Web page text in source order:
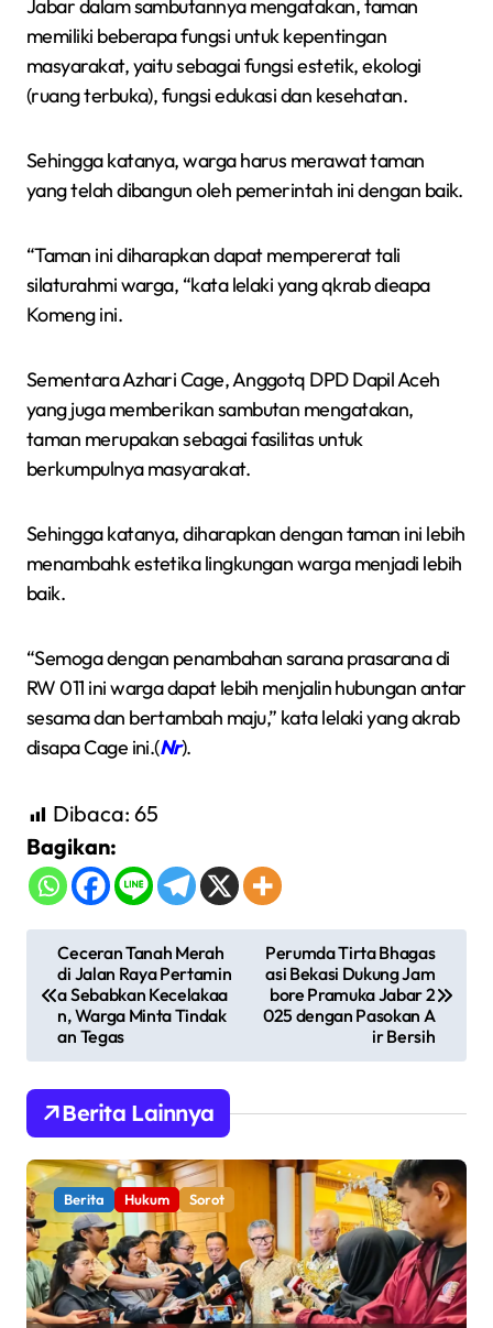
Jabar dalam sambutannya mengatakan, taman
memiliki beberapa fungsi untuk kepentingan
masyarakat, yaitu sebagai fungsi estetik, ekologi
(ruang terbuka), fungsi edukasi dan kesehatan.
Sehingga katanya, warga harus merawat taman
yang telah dibangun oleh pemerintah ini dengan baik.
“Taman ini diharapkan dapat mempererat tali
silaturahmi warga, “kata lelaki yang qkrab dieapa
Komeng ini.
Sementara Azhari Cage, Anggotq DPD Dapil Aceh
yang juga memberikan sambutan mengatakan,
taman merupakan sebagai fasilitas untuk
berkumpulnya masyarakat.
Sehingga katanya, diharapkan dengan taman ini lebih
menambahk estetika lingkungan warga menjadi lebih
baik.
“Semoga dengan penambahan sarana prasarana di
RW 011 ini warga dapat lebih menjalin hubungan antar
sesama dan bertambah maju,” kata lelaki yang akrab
disapa Cage ini.(Nr).
Dibaca: 65
Bagikan:
i
g
a
s
i
p
o
s
Ceceran Tanah Merah
di Jalan Raya Pertamin
a Sebabkan Kecelakaa
n, Warga Minta Tindak
an Tegas
Perumda Tirta Bhagas
asi Bekasi Dukung Jam
bore Pramuka Jabar 2
025 dengan Pasokan A
ir Bersih
Berita Lainnya
Berita Hukum Sorot